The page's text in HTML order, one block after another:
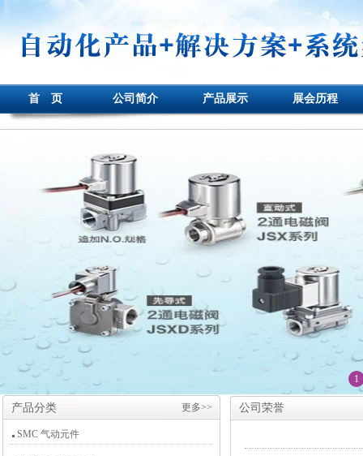
首 页 公司简介 产品展示 展会历程
1
产品分类 更多>>
SMC 气动元件
公司荣誉